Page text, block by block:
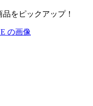
をピックアップ！